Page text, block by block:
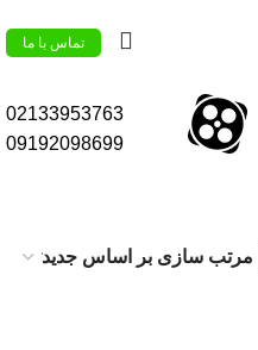
تماس با ما
02133953763
09192098699